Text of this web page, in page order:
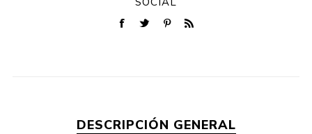
DESCRIPCIÓN GENERAL